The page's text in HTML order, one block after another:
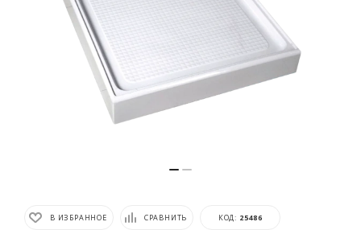
В ИЗБРАННОЕ СРАВНИТЬ КОД: 25486